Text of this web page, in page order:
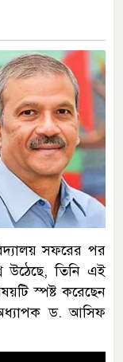
সফরের পর
উঠেছে, তিনি এই
স্পষ্ট করেছেন
অধ্যাপক ড. আসিফ